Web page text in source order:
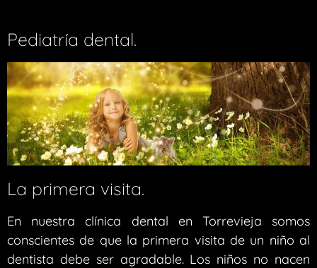
Pediatría dental.
La primera visita.
En nuestra clínica dental en Torrevieja somos
conscientes de que la primera visita de un niño al
dentista debe ser agradable. Los niños no nacen